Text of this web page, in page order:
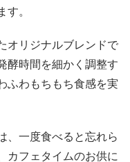
。
オリジナルブレンドで
酵時間を細かく調整す
ふわもちもち食感を実
、一度食べると忘れら
カフェタイムのお供に